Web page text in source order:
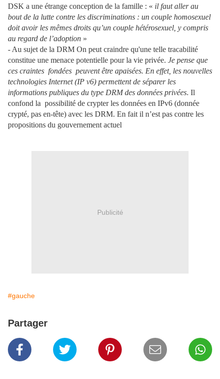
DSK a une étrange conception de la famille : « il faut aller au
bout de la lutte contre les discriminations : un couple homosexuel
doit avoir les mêmes droits qu’un couple hétérosexuel, y compris
au regard de l’adoption »
- Au sujet de la DRM On peut craindre qu'une telle tracabilité
constitue une menace potentielle pour la vie privée. Je pense que
ces craintes ­ fondées ­ peuvent être apaisées. En effet, les nouvelles
technologies Internet (IP v6) permettent de séparer les
informations publiques du type DRM des données privées. Il
confond la possibilité de crypter les données en IPv6 (donnée
crypté, pas en-tête) avec les DRM. En fait il n’est pas contre les
propositions du gouvernement actuel
Publicité
#gauche
Partager